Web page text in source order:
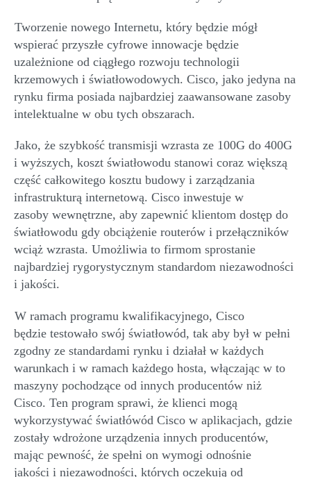
Tworzenie nowego Internetu, którybędzie mógł
wspierać przyszłe cyfrowe innowacje będzie
uzależnione od ciągłego rozwoju technologii
krzemowych i światłowodowych. Cisco, jako jedyna na
rynku firma posiada najbardziej zaawansowane zasoby
intelektualne w obu tych obszarach.
Jako, że szybkość transmisji wzrasta ze 100G do 400G
i wyższych, koszt światłowodu stanowi coraz większą
część całkowitego kosztu budowy i zarządzania
infrastrukturą internetową . Cisco inwestuje w
zasoby wewnętrzne, aby zapewnić klientom dostęp do
światłowodu gdy obciążenie routerów i przełączników
wciąż wzrasta. Umożliwia to firmom sprostanie
najbardziej rygorystycznym standardom niezawodności
i jakości.
W ramach programu kwalifikacyjnego, Cisco
będzie testowało swój światłowód , tak aby był w pełni
zgodny ze standardami rynku i działał w każdych
warunkach i w ramach każdego hosta, włączając w to
maszyny pochodzące od innych producentów niż
Cisco. Ten program sprawi, że klienci mogą
wykorzystywać światłówód Cisco w aplikacjach
gdzie
zostały wdrożone urządzenia innych producentów,
mając pewność, że spełni on wymogi odnośnie
jakości i niezawodności, których oczekują od